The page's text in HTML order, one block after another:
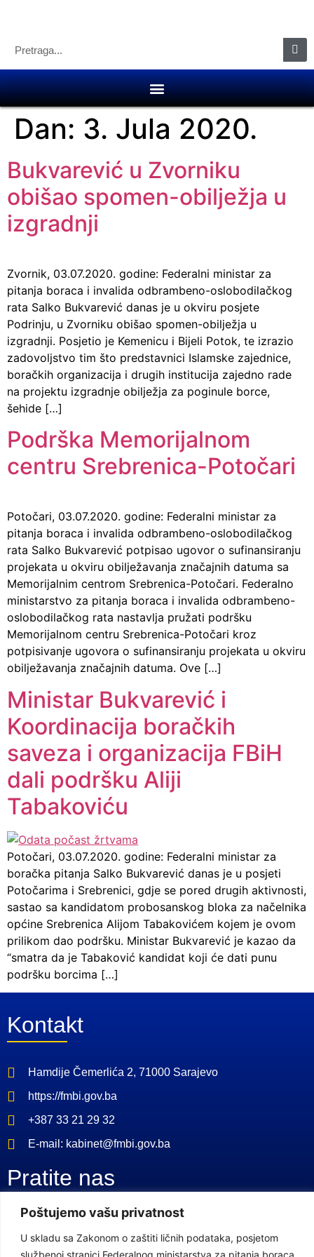
Poštujemo vašu privatnost
U skladu sa Zakonom o zaštiti ličnih podataka, posjetom
službenoj stranici Federalnog ministarstva za pitanja boraca
Dan: 3. Jula 2020.
Bukvarević u Zvorniku
obišao spomen-obilježja u
izgradnji
Zvornik, 03.07.2020. godine: Federalni ministar za
pitanja boraca i invalida odbrambeno-oslobodilačkog
rata Salko Bukvarević danas je u okviru posjete
Podrinju, u Zvorniku obišao spomen-obilježja u
izgradnji. Posjetio je Kemenicu i Bijeli Potok, te izrazio
zadovoljstvo tim što predstavnici Islamske zajednice,
boračkih organizacija i drugih institucija zajedno rade
na projektu izgradnje obilježja za poginule borce,
šehide […]
Podrška Memorijalnom
centru Srebrenica-Potočari
Potočari, 03.07.2020. godine: Federalni ministar za
pitanja boraca i invalida odbrambeno-oslobodilačkog
rata Salko Bukvarević potpisao ugovor o sufinansiranju
projekata u okviru obilježavanja značajnih datuma sa
Memorijalnim centrom Srebrenica-Potočari. Federalno
ministarstvo za pitanja boraca i invalida odbrambeno-
oslobodilačkog rata nastavlja pružati podršku
Memorijalnom centru Srebrenica-Potočari kroz
potpisivanje ugovora o sufinansiranju projekata u okviru
obilježavanja značajnih datuma. Ove […]
Ministar Bukvarević i
Koordinacija boračkih
saveza i organizacija FBiH
dali podršku Aliji
Tabakoviću
Potočari, 03.07.2020. godine: Federalni ministar za
boračka pitanja Salko Bukvarević danas je u posjeti
Potočarima i Srebrenici, gdje se pored drugih aktivnosti,
sastao sa kandidatom probosanskog bloka za načelnika
općine Srebrenica Alijom Tabakovićem kojem je ovom
prilikom dao podršku. Ministar Bukvarević je kazao da
“smatra da je Tabaković kandidat koji će dati punu
podršku borcima […]
Kontakt
Hamdije Čemerlića 2, 71000 Sarajevo
https://fmbi.gov.ba
+387 33 21 29 32
E-mail: kabinet@fmbi.gov.ba
Pratite nas
Youtube Kanal